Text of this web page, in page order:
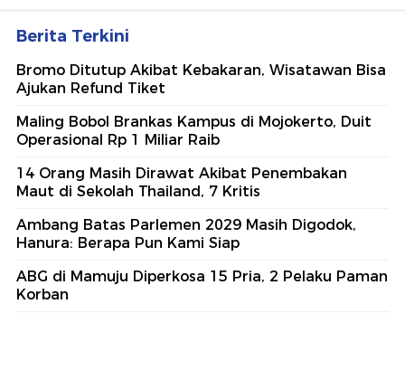
Berita Terkini
Bromo Ditutup Akibat Kebakaran, Wisatawan Bisa
Ajukan Refund Tiket
Maling Bobol Brankas Kampus di Mojokerto, Duit
Operasional Rp 1 Miliar Raib
14 Orang Masih Dirawat Akibat Penembakan
Maut di Sekolah Thailand, 7 Kritis
Ambang Batas Parlemen 2029 Masih Digodok,
Hanura: Berapa Pun Kami Siap
ABG di Mamuju Diperkosa 15 Pria, 2 Pelaku Paman
Korban